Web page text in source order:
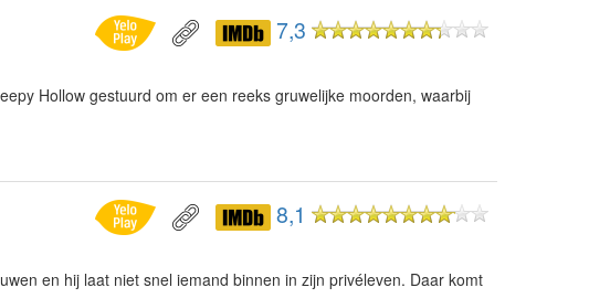
7,3
Hollow gestuurd om er een reeks gruwelijke moorden, waarbij
8,1
en hij laat niet snel iemand binnen in zijn privéleven. Daar komt